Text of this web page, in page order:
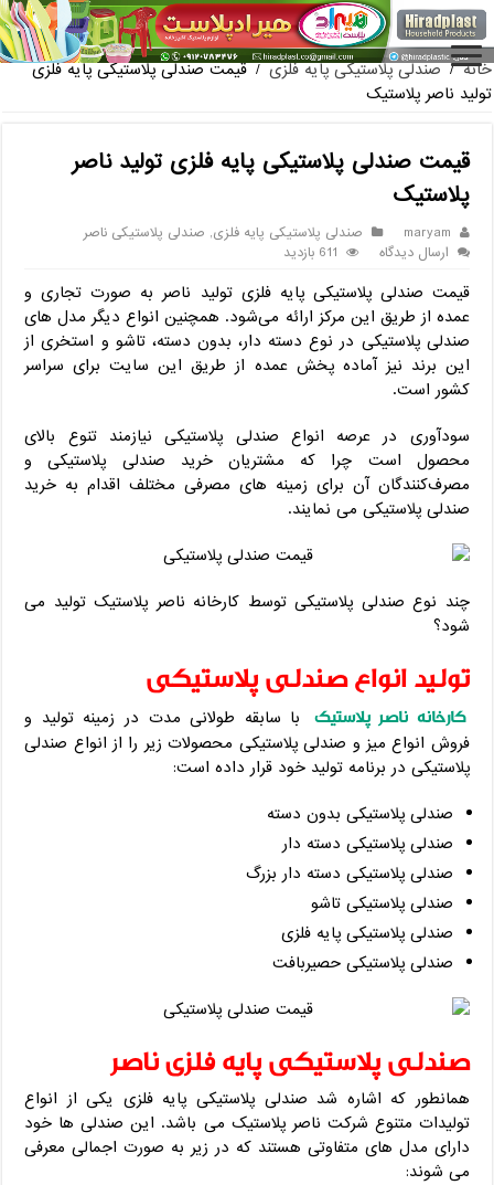
فروش گلدان پلاستیکی
خانه / صندلی پلاستیکی پایه فلزی / قیمت صندلی پلاستیکی پایه فلزی
تولید ناصر پلاستیک
قیمت صندلی پلاستیکی پایه فلزی تولید ناصر
پلاستیک
maryam صندلی پلاستیکی پایه فلزی, صندلی پلاستیکی ناصر
ارسال دیدگاه
611 بازدید
قیمت صندلی پلاستیکی پایه فلزی تولید ناصر به صورت تجاری و
عمده از طریق این مرکز ارائه می‌شود. همچنین انواع دیگر مدل های
صندلی پلاستیکی در نوع دسته دار، بدون دسته، تاشو و استخری از
این برند نیز آماده پخش عمده از طریق این سایت برای سراسر
کشور است.
سودآوری در عرصه انواع صندلی پلاستیکی نیازمند تنوع بالای
محصول است چرا که مشتریان خرید صندلی پلاستیکی و
مصرف‌کنندگان آن برای زمینه های مصرفی مختلف اقدام به خرید
صندلی پلاستیکی می ‌نمایند.
چند نوع صندلی پلاستیکی توسط کارخانه ناصر پلاستیک تولید می
شود؟
تولید انواع صندلی پلاستیکی
کارخانه ناصر پلاستیک
با سابقه طولانی مدت در زمینه تولید و
فروش انواع میز و صندلی پلاستیکی محصولات زیر را از انواع صندلی
پلاستیکی در برنامه تولید خود قرار داده است:
صندلی پلاستیکی بدون دسته
صندلی پلاستیکی دسته دار
صندلی پلاستیکی دسته دار بزرگ
صندلی پلاستیکی تاشو
صندلی پلاستیکی پایه فلزی
صندلی پلاستیکی حصیربافت
صندلی پلاستیکی پایه فلزی ناصر
همانطور که اشاره شد صندلی پلاستیکی پایه فلزی یکی از انواع
تولیدات متنوع شرکت ناصر پلاستیک می باشد. این صندلی ها خود
دارای مدل های متفاوتی هستند که در زیر به صورت اجمالی معرفی
می ‌شوند: